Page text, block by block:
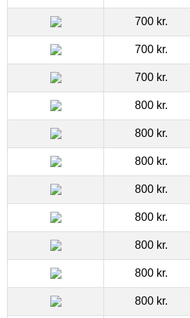
700 kr.
700 kr.
700 kr.
800 kr.
800 kr.
800 kr.
800 kr.
800 kr.
800 kr.
800 kr.
800 kr.